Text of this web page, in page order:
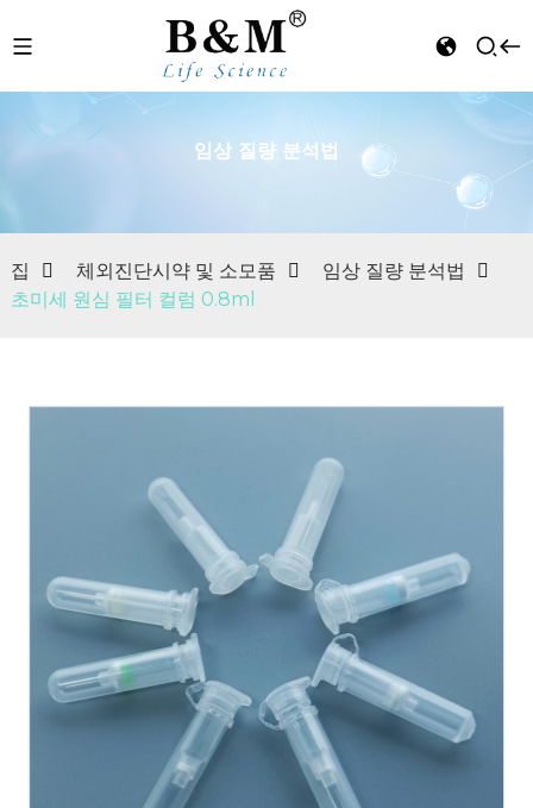
임상 질량 분석법
집 체외진단시약 및 소모품
임상 질량 분석법
초미세 원심 필터 컬럼 0.8ml